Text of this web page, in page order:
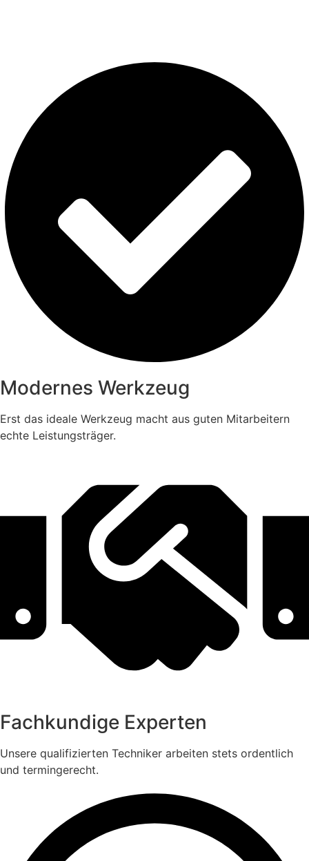
Modernes Werkzeug
Erst das ideale Werkzeug macht aus guten Mitarbeitern
echte Leistungsträger.
Fachkundige Experten
Unsere qualifizierten Techniker arbeiten stets ordentlich
und termingerecht.